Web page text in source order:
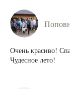
Очень красиво!
Чудесное лето!